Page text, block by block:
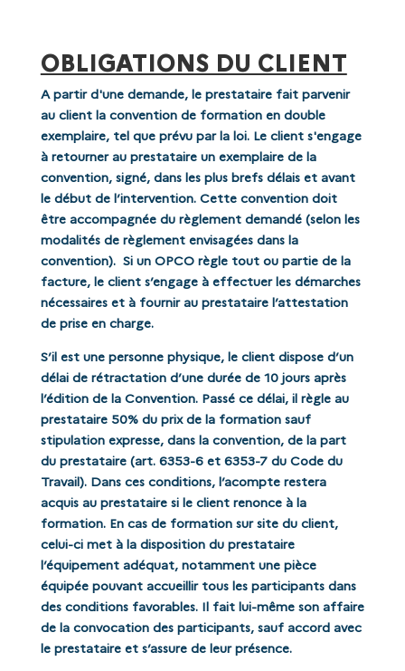
OBLIGATIONS DU CLIENT
A partir d'une demande, le prestataire fait parvenir
au client la convention de formation en double
exemplaire, tel que prévu par la loi. Le client s'engage
à retourner au prestataire un exemplaire de la
convention, signé, dans les plus brefs délais et avant
le début de l’intervention. Cette convention doit
être accompagnée du règlement demandé (selon les
modalités de règlement envisagées dans la
convention). Si un OPCO règle tout ou partie de la
facture, le client s’engage à effectuer les démarches
nécessaires et à fournir au prestataire l’attestation
de prise en charge.
S’il est une personne physique, le client dispose d’un
délai de rétractation d’une durée de 10 jours après
l’édition de la Convention. Passé ce délai, il règle au
prestataire 50% du prix de la formation sauf
stipulation expresse, dans la convention, de la part
du prestataire (art. 6353-6 et 6353-7 du Code du
Travail). Dans ces conditions, l’acompte restera
acquis au prestataire si le client renonce à la
formation. En cas de formation sur site du client,
celui-ci met à la disposition du prestataire
l’équipement adéquat, notamment une pièce
équipée pouvant accueillir tous les participants dans
des conditions favorables. Il fait lui-même son affaire
de la convocation des participants, sauf accord avec
le prestataire et s’assure de leur présence.